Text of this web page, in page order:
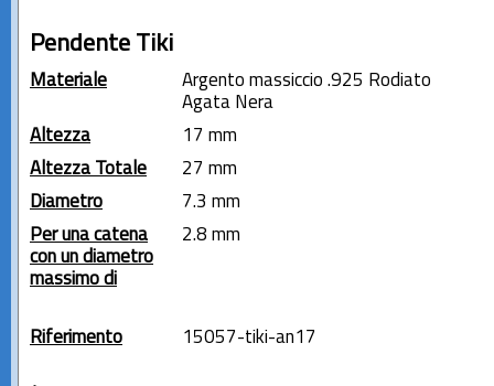
Pendente Tiki
Materiale
Argento massiccio .925 Rodiato
Agata Nera
Altezza
17 mm
Altezza Totale
27 mm
Diametro
7.3 mm
Per una catena
con un diametro
massimo di
2.8 mm
Riferimento 15057-tiki-an17